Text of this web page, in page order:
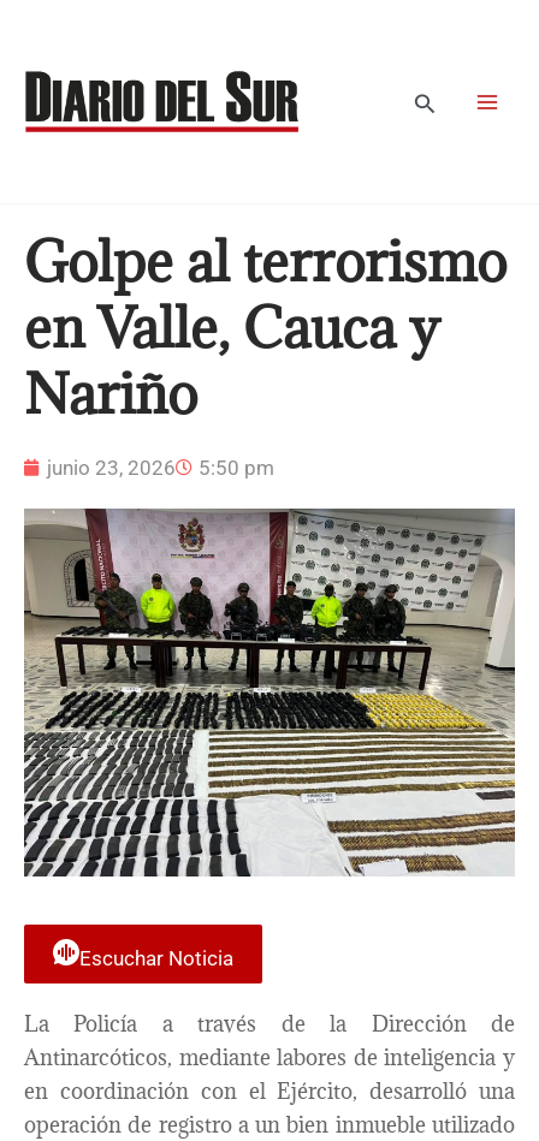
contenido
Buscar
Golpe al terrorismo
en Valle, Cauca y
Nariño
junio 23, 2026 5:50 pm
Escuchar Noticia
La Policía a través de la Dirección de
Antinarcóticos, mediante labores de inteligencia y
en coordinación con el Ejército, desarrolló una
operación de registro a un bien inmueble utilizado